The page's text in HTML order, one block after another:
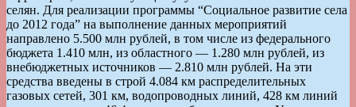
селян. Для реализации программы “Социальное развитие села
до 2012 года” на выполнение данных мероприятий
направлено 5.500 млн рублей, в том числе из федерального
бюджета 1.410 млн, из областного — 1.280 млн рублей, из
внебюджетных источников — 2.810 млн рублей. На эти
средства введены в строй 4.084 км распределительных
газовых сетей, 301 км, водопроводных линий, 428 км линий